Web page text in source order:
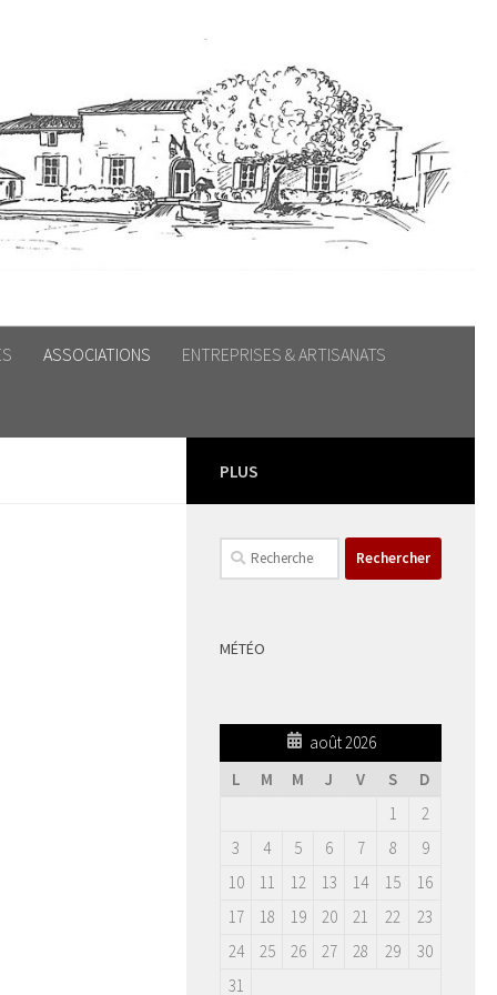
ASSOCIATIONS ENTREPRISES & ARTISANATS
PLUS
Rechercher :
MÉTÉO
août 2026
L
M M J V S
D
1
2
3
4 5 6 7 8
9
10
11 12 13 14 15
16
17
18 19 20 21 22
23
24
25 26 27 28 29
30
31